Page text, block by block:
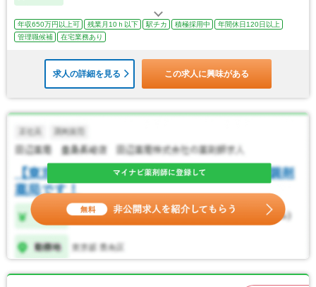
年収650万円以上可 残業月10ｈ以下 駅チカ 積極採用中
年間休日120日以上
管理職候補
在宅業務あり
求人の詳細を見る この求人に興味がある